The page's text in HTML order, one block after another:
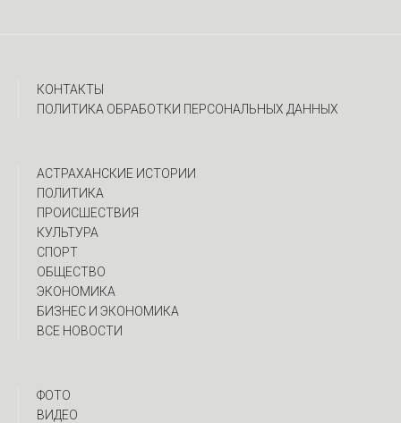
КОНТАКТЫ
ПОЛИТИКА ОБРАБОТКИ ПЕРСОНАЛЬНЫХ ДАННЫХ
АСТРАХАНСКИЕ ИСТОРИИ
ПОЛИТИКА
ПРОИСШЕСТВИЯ
КУЛЬТУРА
СПОРТ
ОБЩЕСТВО
ЭКОНОМИКА
БИЗНЕС И ЭКОНОМИКА
ВСЕ НОВОСТИ
ФОТО
ВИДЕО